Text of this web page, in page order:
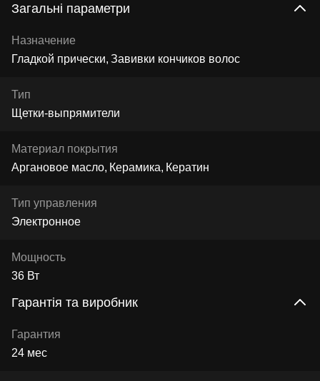
Загальні параметри
Назначение
Гладкой прически Завивки кончиков волос
Тип
Щетки-выпрямители
Материал покрытия
Аргановое масло Керамика Кератин
Тип управления
Электронное
Мощность
36 Вт
Гарантія та виробник
Гарантия
24 мес